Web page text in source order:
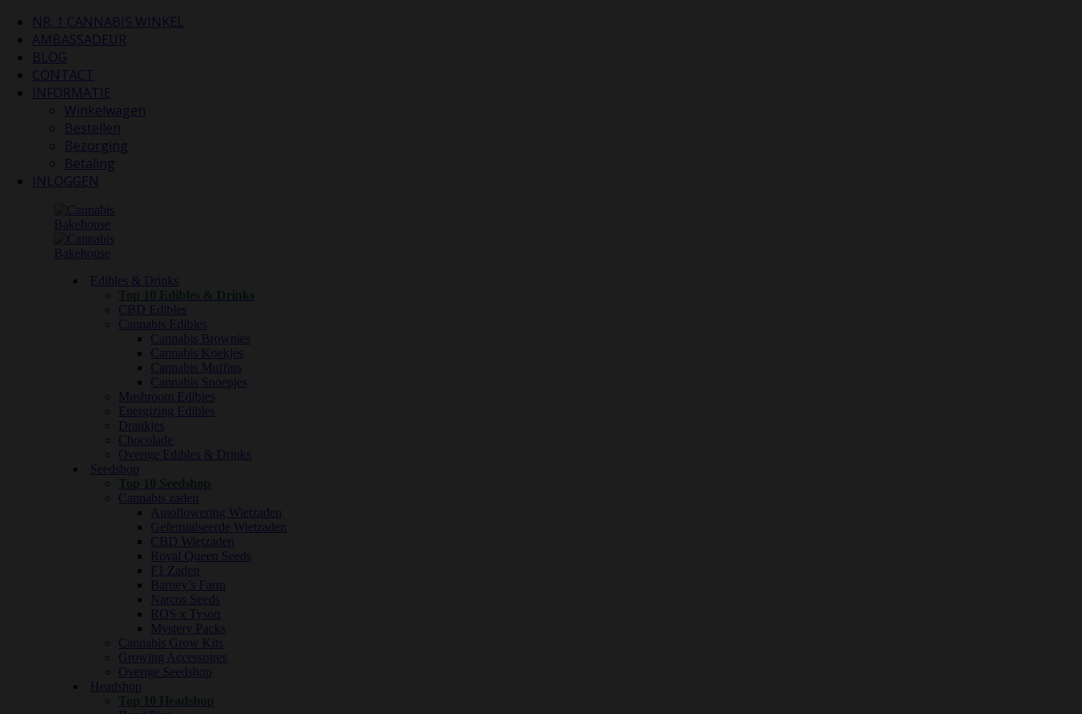
NR. 1 CANNABIS WINKEL
AMBASSADEUR
BLOG
CONTACT
INFORMATIE
Winkelwagen
Bestellen
Bezorging
Betaling
INLOGGEN
Edibles & Drinks
Top 10 Edibles & Drinks
CBD Edibles
Cannabis Edibles
Cannabis Brownies
Cannabis Koekjes
Cannabis Muffins
Cannabis Snoepjes
Mushroom Edibles
Energizing Edibles
Drankjes
Chocolade
Overige Edibles & Drinks
Seedshop
Top 10 Seedshop
Cannabis zaden
Autoflowering Wietzaden
Gefeminiseerde Wietzaden
CBD Wietzaden
Royal Queen Seeds
F1 Zaden
Barney’s Farm
Narcos Seeds
RQS x Tyson
Mystery Packs
Cannabis Grow Kits
Growing Accessoires
Overige Seedshop
Headshop
Top 10 Headshop